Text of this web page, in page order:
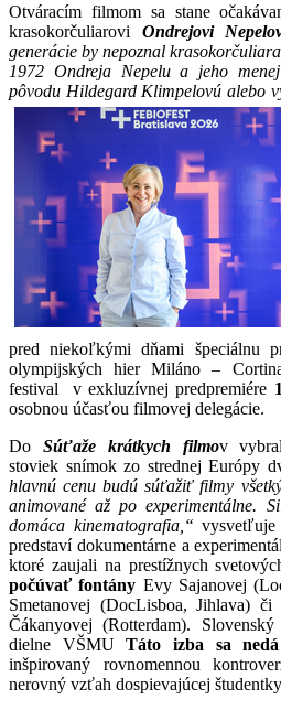
Otváracím filmom sa stane
krasokorčuliarovi Ondrejovi
generácie by nepoznal
1972 Ondreja Nepelu a jeho
pôvodu Hildegard Klimpelovú alebo
pred niekoľkými dňami špeciálnu
olympijských hier Miláno –
festival v exkluzívnej predpremiére
osobnou účasťou filmovej delegácie.
Do Súťaže krátkych filmov
stoviek snímok zo strednej Európy
hlavnú cenu budú súťažiť filmy
animované až po experimentálne.
domáca kinematografia,“ vysvetľuje
predstaví dokumentárne a
ktoré zaujali na prestížnych
počúvať fontány Evy Sajanovej
Smetanovej (DocLisboa, Jihlava) či
Čákanyovej (Rotterdam).
dielne VŠMUTáto izba sa
inšpirovaný rovnomennou
nerovný vzťah dospievajúcej